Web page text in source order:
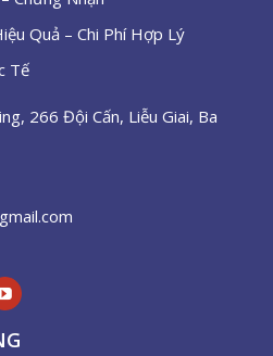
Quả – Chi Phí Hợp Lý
Tế
266 Đội Cấn, Liễu Giai, Ba